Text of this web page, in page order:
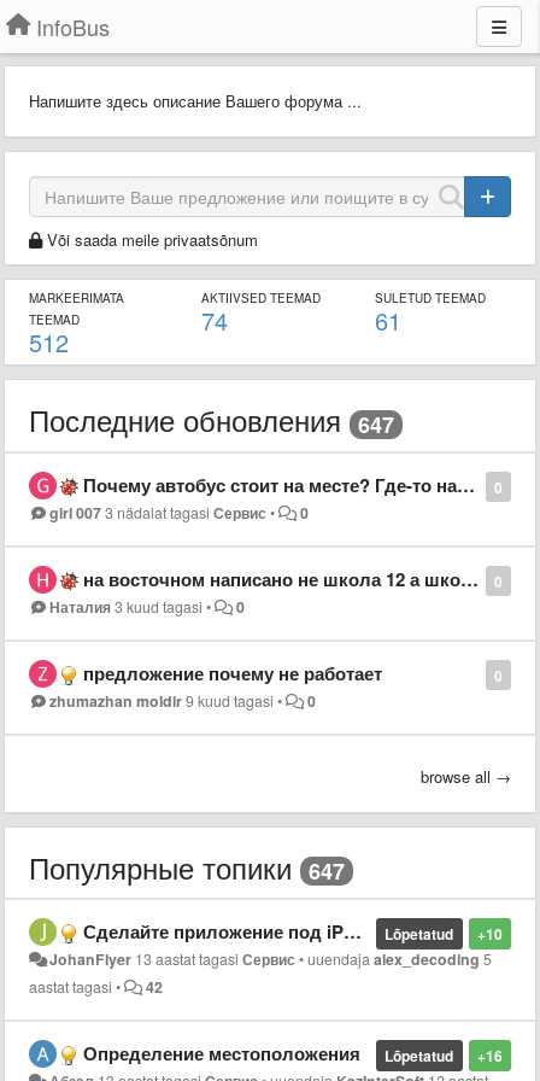
InfoBus
Напишите здесь описание Вашего форума ...
Või saada meile privaatsõnum
MARKEERIMATA
TEEMAD
512
AKTIIVSED TEEMAD
74
SULETUD TEEMAD
61
Последние обновления 647
0
Почему автобус стоит на месте? Где-то на полпути? Всегда такая беда с маршрутом 16 г Семей
girl 0073 nädalat tagasi Сервис • 0
0
на восточном написано не школа 12 а школа 17
Наталия3 kuud tagasi • 0
0
предложение почему не работает
zhumazhan moldir9 kuud tagasi • 0
browse all →
Популярные топики 647
+10
Lõpetatud
Сделайте приложение под iPhone
JohanFlyer 13 aastat tagasi Сервис •uuendajaalex_decoding 5
aastat tagasi • 42
+16
Lõpetatud
Определение местоположения